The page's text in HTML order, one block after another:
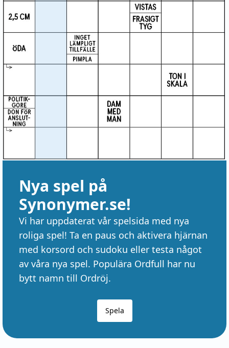
Nya spel på
Synonymer.se!
Vi har uppdaterat vår spelsida med nya
roliga spel! Ta en paus och aktivera hjärnan
med korsord och sudoku eller testa något
av våra nya spel. Populära Ordfull har nu
bytt namn till Ordröj.
Spela